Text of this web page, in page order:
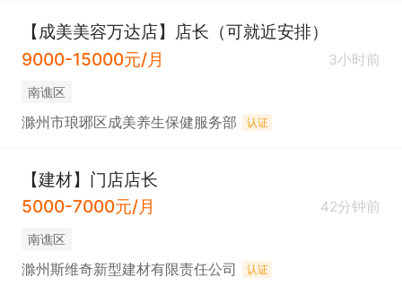
【成美美容万达店】店长（可就近安排）
9000-15000元/月
3小时前
南谯区
滁州市琅琊区成美养生保健服务部 认证
【建材】门店店长
5000-7000元/月
42分钟前
南谯区
滁州斯维奇新型建材有限责任公司 认证